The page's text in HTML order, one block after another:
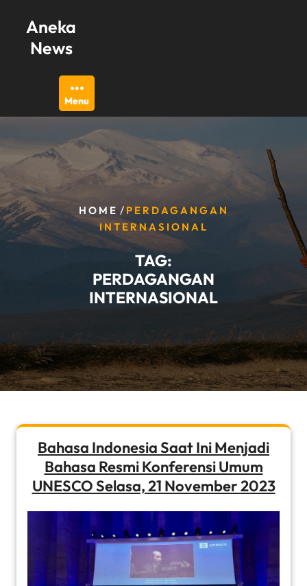
content
Aneka
News
Menu
HOME/ PERDAGANGAN
INTERNASIONAL
TAG:
PERDAGANGAN
INTERNASIONAL
Bahasa Indonesia Saat Ini Menjadi
Bahasa Resmi Konferensi Umum
UNESCO Selasa, 21 November 2023